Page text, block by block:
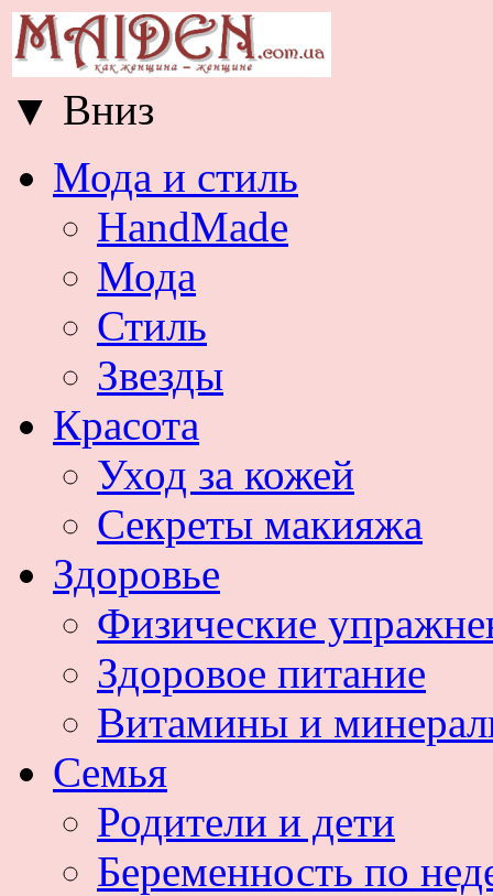
▼ Вниз
Мода и стиль
HandMade
Мода
Стиль
Звезды
Красота
Уход за кожей
Секреты макияжа
Здоровье
Физические
Здоровое питание
Витамины и
Семья
Родители и дети
Беременность по